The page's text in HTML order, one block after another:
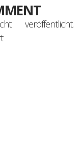
veröffentlicht.